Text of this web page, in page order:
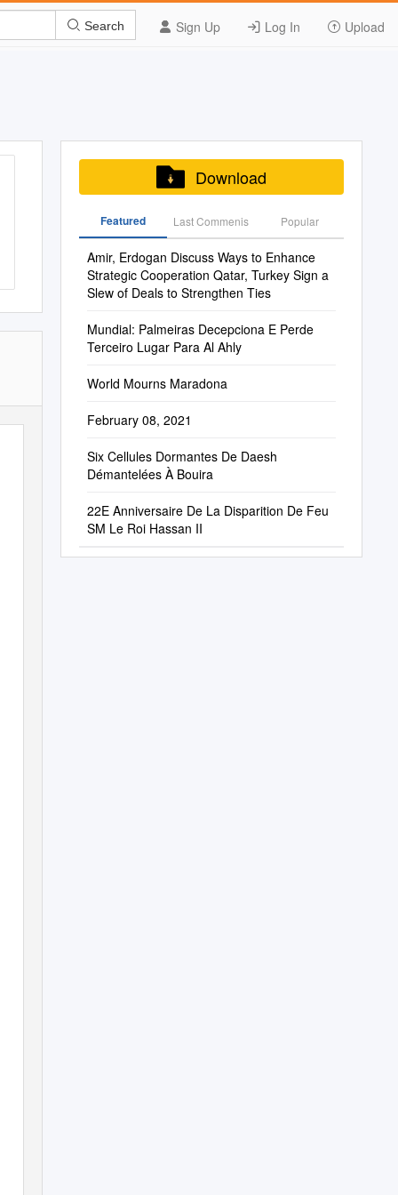
Sign Up Log In Upload
Search
Download
Featured Last Commenis Popular
Amir, Erdogan Discuss Ways to Enhance
Strategic Cooperation Qatar, Turkey Sign a
Slew of Deals to Strengthen Ties
Mundial: Palmeiras Decepciona E Perde
Terceiro Lugar Para Al Ahly
World Mourns Maradona
February 08, 2021
Six Cellules Dormantes De Daesh
Démantelées À Bouira
22E Anniversaire De La Disparition De Feu
SM Le Roi Hassan II